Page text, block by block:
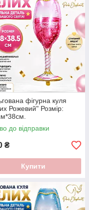
фігурна куля
Рожевий" Розмір:
до відправки
₴
Купити